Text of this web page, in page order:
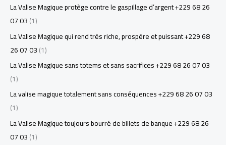
La Valise Magique protège contre le gaspillage d’argent +229 68 26
07 03(1)
La Valise Magique qui rend très riche, prospère et puissant +229 68
26 07 03(1)
La Valise Magique sans totems et sans sacrifices +229 68 26 07 03
(1)
La valise magique totalement sans conséquences +229 68 26 07 03
(1)
La Valise Magique toujours bourré de billets de banque +229 68 26
07 03(1)